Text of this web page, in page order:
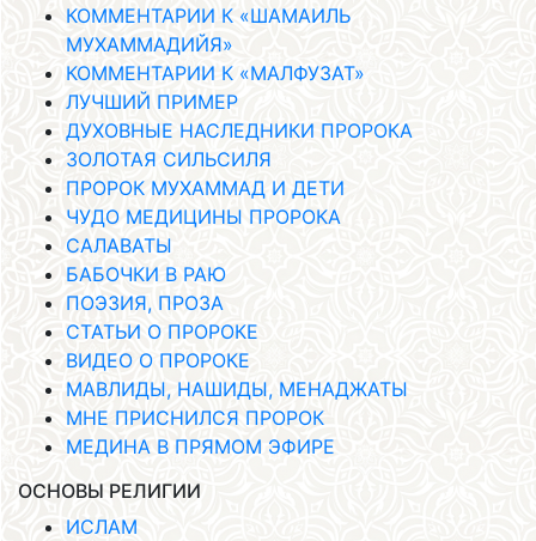
КОММЕНТАРИИ К «ШАМАИЛЬ
МУХАММАДИЙЯ»
КОММЕНТАРИИ К «МАЛФУЗАТ»
ЛУЧШИЙ ПРИМЕР
ДУХОВНЫЕ НАСЛЕДНИКИ ПРОРОКА
ЗОЛОТАЯ СИЛЬСИЛЯ
ПРОРОК МУХАММАД И ДЕТИ
ЧУДО МЕДИЦИНЫ ПРОРОКА
САЛАВАТЫ
БАБОЧКИ В РАЮ
ПОЭЗИЯ, ПРОЗА
СТАТЬИ О ПРОРОКЕ
ВИДЕО О ПРОРОКЕ
МАВЛИДЫ, НАШИДЫ, МЕНАДЖАТЫ
МНЕ ПРИСНИЛСЯ ПРОРОК
МЕДИНА В ПРЯМОМ ЭФИРЕ
ОСНОВЫ РЕЛИГИИ
ИСЛАМ